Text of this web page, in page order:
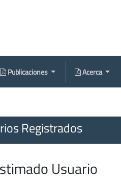
Publicaciones Acerca
Registrados
Usuario